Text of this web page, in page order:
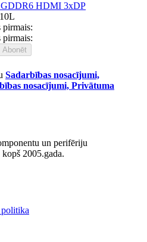
HDMI 3xDP
pirmais:
pirmais:
Sadarbības nosacījumi,
nosacījumi, Privātuma
un perifēriju
2005.gada.
politika